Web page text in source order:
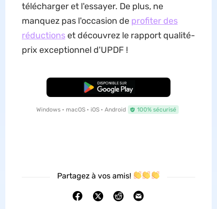
télécharger et l'essayer. De plus, ne
manquez pas l'occasion de profiter des
réductionset découvrez le rapport qualité-
prix exceptionnel d'UPDF !
TÉLÉCHARGER
Windows • macOS • iOS • Android 100% sécurisé
Partagez à vos amis!